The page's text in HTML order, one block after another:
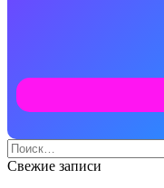
Search
for:
Свежие записи